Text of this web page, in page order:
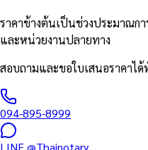
ราคาข้างต้นเป็นช่วงประมาณก
และหน่วยงานปลายทาง
สอบถามและขอใบเสนอราคาไ
094-895-8999
LINE@Thainotary